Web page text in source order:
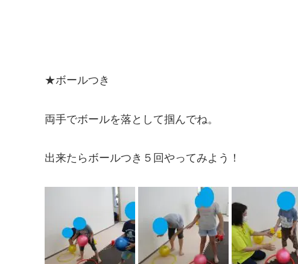
★ボールつき
両手でボールを落として掴んでね。
出来たらボールつき５回やってみよう！